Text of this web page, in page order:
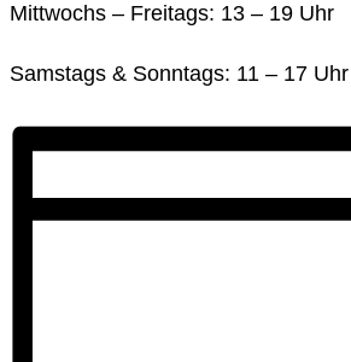
Mittwochs – Freitags: 13 – 19 Uhr
Samstags & Sonntags: 11 – 17 Uhr